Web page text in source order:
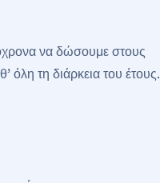
να δώσουμε στους
όλη τη διάρκεια του έτους.